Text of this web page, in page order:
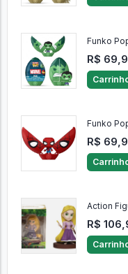
Funko
R$
Funko
R$
Action
R$